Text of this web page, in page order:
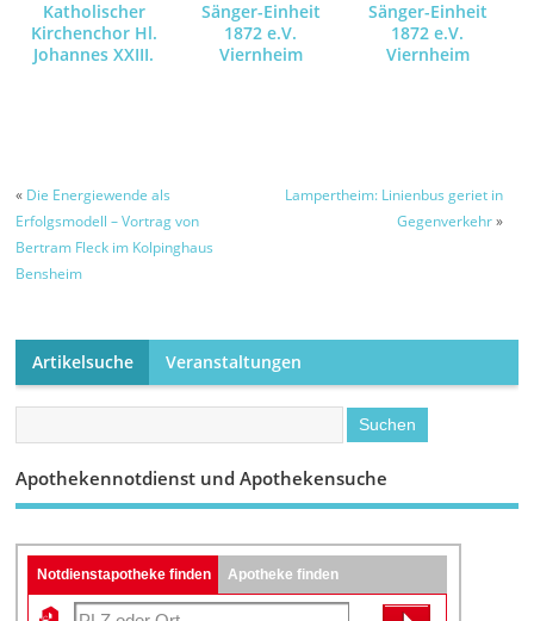
Katholischer
Kirchenchor Hl.
Johannes XXIII.
Sänger-Einheit
1872 e.V.
Viernheim
Sänger-Einheit
1872 e.V.
Viernheim
« Die Energiewende als
Erfolgsmodell – Vortrag von
Bertram Fleck im Kolpinghaus
Bensheim
Lampertheim: Linienbus geriet in
Gegenverkehr»
Artikelsuche Veranstaltungen
Apothekennotdienst und Apothekensuche
Notdienstapotheke finden Apotheke finden